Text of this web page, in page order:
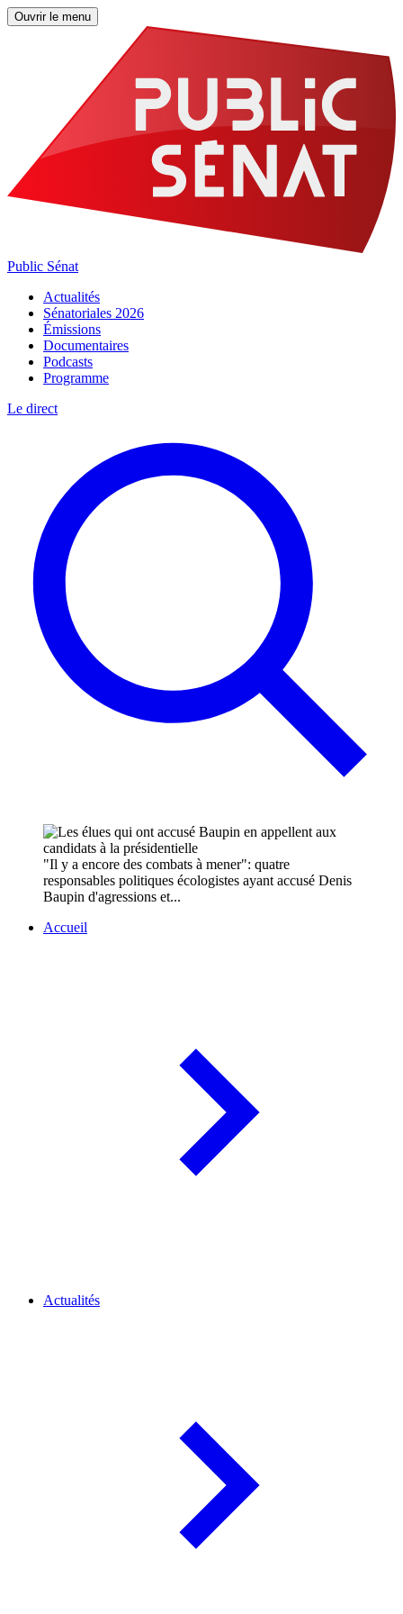
Ouvrir le menu
Public Sénat
Actualités
Sénatoriales 2026
Émissions
Documentaires
Podcasts
Programme
Le direct
"Il y a encore des combats à mener": quatre
responsables politiques écologistes ayant accusé Denis
Baupin d'agressions et...
Accueil
Actualités